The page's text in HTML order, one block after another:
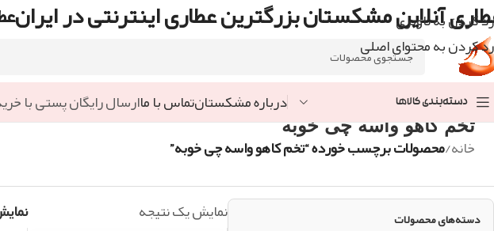
رد کردن به ناوبری
رد کردن به محتوای اصلی
آنلاین مشکستان بزرگترین عطاری اینترنتی در ایران
دسته‌بندی کالاها درباره مشکستانتماس با ماارسال رایگان پستی با
تخم کاهو واسه چی خوبه
خانه/محصولات برچسب خورده “تخم کاهو واسه چی خوبه”
دسته‌های محصولات نمایش یک نتیجه